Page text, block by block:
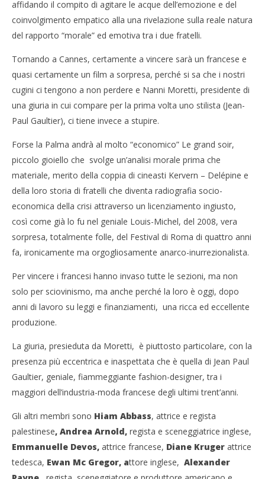
affidando il compito di agitare le acque dell’emozione e del
coinvolgimento empatico alla una rivelazione sulla reale natura
del rapporto “morale” ed emotiva tra i due fratelli.
Tornando a Cannes, certamente a vincere sarà un francese e
quasi certamente un film a sorpresa, perché si sa che i nostri
cugini ci tengono a non perdere e Nanni Moretti, presidente di
una giuria in cui compare per la prima volta uno stilista (Jean-
Paul Gaultier), ci tiene invece a stupire.
Forse la Palma andrà al molto “economico” Le grand soir,
piccolo gioiello che svolge un’analisi morale prima che
materiale, merito della coppia di cineasti Kervern – Delépine e
della loro storia di fratelli che diventa radiografia socio-
economica della crisi attraverso un licenziamento ingiusto,
così come già lo fu nel geniale Louis-Michel, del 2008, vera
sorpresa, totalmente folle, del Festival di Roma di quattro anni
fa, ironicamente ma orgogliosamente anarco-inurrezionalista.
Per vincere i francesi hanno invaso tutte le sezioni, ma non
solo per sciovinismo, ma anche perché la loro è oggi, dopo
anni di lavoro su leggi e finanziamenti, una ricca ed eccellente
produzione.
La giuria, presieduta da Moretti, è piuttosto particolare, con la
presenza più eccentrica e inaspettata che è quella di Jean Paul
Gaultier, geniale, fiammeggiante fashion-designer, tra i
maggiori dell’industria-moda francese degli ultimi trent’anni.
Gli altri membri sono Hiam Abbass, attrice e regista
palestinese, Andrea Arnold, regista e sceneggiatrice inglese,
Emmanuelle Devos, attrice francese, Diane Kruger attrice
tedesca, Ewan Mc Gregor, attore inglese, Alexander